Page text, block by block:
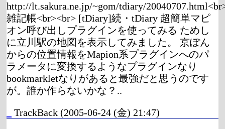
http://lt.sakura.ne.jp/~gom/tdiary/
雑記帳<br><br> [tDiary]続・tDiary 超簡単マピ
オン呼び出しプラグインを使ってみる ためし
に立川駅の地図を表示してみました。 京ぽん
からの位置情報をMapion系プラグインへのパ
ラメータに変換するようなプラグインなり
bookmarkletなりがあると最強だと思うのです
が。誰か作らないかな？..
TrackBack (2005-06-24 (金) 21:47)